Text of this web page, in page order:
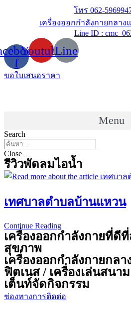
โทร 062-
เครื่องออกกำลังกายกลาง
Line ID :
f
YoutubeLine
ขอใบเสนอราคา
Menu
Search
Close
รีวิวพัดลมไอน้ำ
เทศบาลตำบลบ้านแหวน
Continue Readingเทศบาล
ตำบล
บ้าน
แหวน
เครื่องออกกำลังกายที่ดี
สุขภาพ
เครื่องออกกำลังกายกล
ฟิตเนส / เครื่องเล่นสนา
เต็นท์จัดกิจกรรม
ช่องทางการติดต่อ